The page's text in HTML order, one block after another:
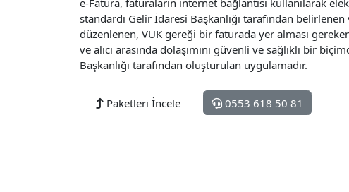
e-Fatura, faturaların internet bağlantısı kullanılarak
standardı Gelir İdaresi Başkanlığı tarafından
düzenlenen, VUK gereği bir faturada yer alması
ve alıcı arasında dolaşımını güvenli ve sağlıklı bir
Başkanlığı tarafından oluşturulan uygulamadır.
Paketleri İncele 0553 618 50 81